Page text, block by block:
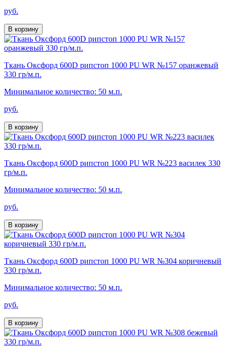
руб.
В корзину
Ткань Оксфорд 600D рипстоп 1000 PU WR №157 оранжевый
330 гр/м.п.
Минимальное количество: 50 м.п.
руб.
В корзину
Ткань Оксфорд 600D рипстоп 1000 PU WR №223 василек 330
гр/м.п.
Минимальное количество: 50 м.п.
руб.
В корзину
Ткань Оксфорд 600D рипстоп 1000 PU WR №304 коричневый
330 гр/м.п.
Минимальное количество: 50 м.п.
руб.
В корзину